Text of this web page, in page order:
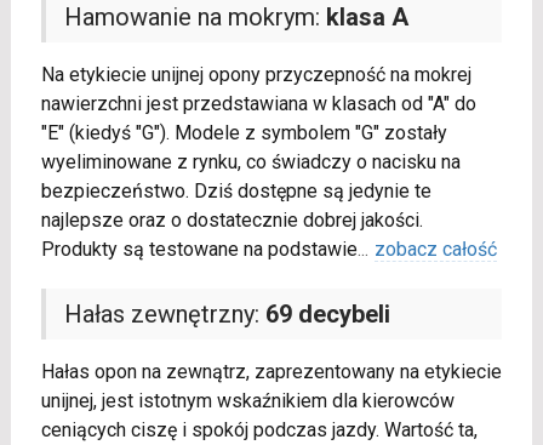
Hamowanie na mokrym: klasa A
Na etykiecie unijnej opony przyczepność na mokrej
nawierzchni jest przedstawiana w klasach od "A" do
"E" (kiedyś "G"). Modele z symbolem "G" zostały
wyeliminowane z rynku, co świadczy o nacisku na
bezpieczeństwo. Dziś dostępne są jedynie te
najlepsze oraz o dostatecznie dobrej jakości.
Produkty są testowane na podstawie... zobacz całość
Hałas zewnętrzny: 69 decybeli
Hałas opon na zewnątrz, zaprezentowany na etykiecie
unijnej, jest istotnym wskaźnikiem dla kierowców
ceniących ciszę i spokój podczas jazdy. Wartość ta,